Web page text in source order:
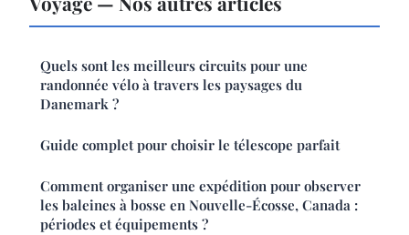
Quels sont les meilleurs circuits pour une
randonnée vélo à travers les paysages du
Danemark ?
Guide complet pour choisir le télescope parfait
Comment organiser une expédition pour observer
les baleines à bosse en Nouvelle-Écosse, Canada :
périodes et équipements ?